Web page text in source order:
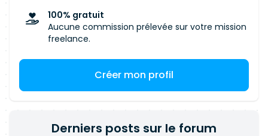
100% gratuit
Aucune commission prélevée sur votre mission
freelance.
Créer mon profil
Derniers posts sur le forum